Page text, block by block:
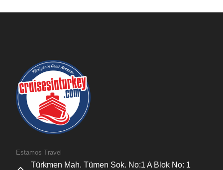
Estamos Travel
Türkmen Mah. Tümen Sok. No:1 A Blok No: 1